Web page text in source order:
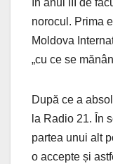
în anul III de
norocul. Prima
Moldova
„cu ce se
După ce a
la Radio 21. În
partea unui alt
o accepte și